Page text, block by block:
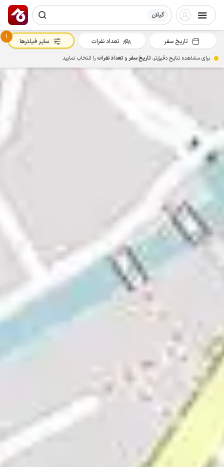
گیلان
تاریخ سفر تعداد نفرات
1
سایر فیلترها
برای مشاهده نتایج دقیق‌تر، تاریخ سفرو تعداد نفراترا انتخاب نمایید